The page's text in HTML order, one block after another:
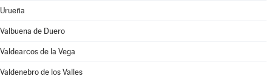
Urueña
Valbuena de Duero
Valdearcos de la Vega
Valdenebro de los Valles